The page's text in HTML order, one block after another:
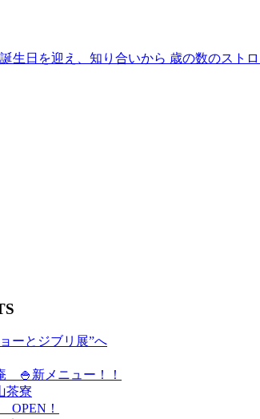
生日を迎え、知り合いから 歳の数のスト
ーとジブリ展”へ
🍚新メニュー！！
茶寮
OPEN！